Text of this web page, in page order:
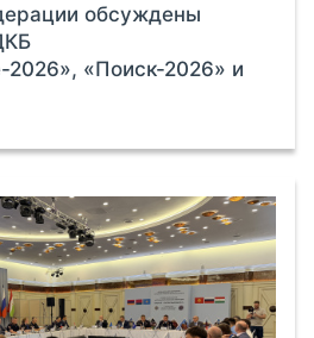
обсуждены
2026», «Поиск-2026» и